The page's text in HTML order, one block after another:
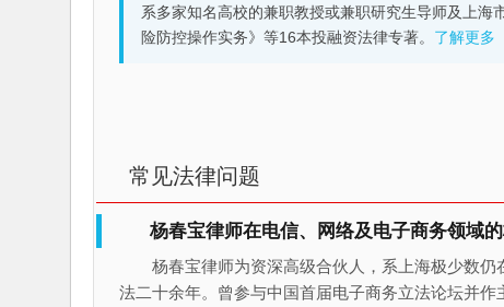
系多家知名高校的兼职教授或兼职研究生导师及上
险防控操作实务》等16本投融资法律专著。 了解更多
常见法律问题
杨春宝律师在电信、网络及电子商务领域
杨春宝律师为资深高级合伙人，系上海极少数
法二十余年。曾参与中国首届电子商务立法论坛并